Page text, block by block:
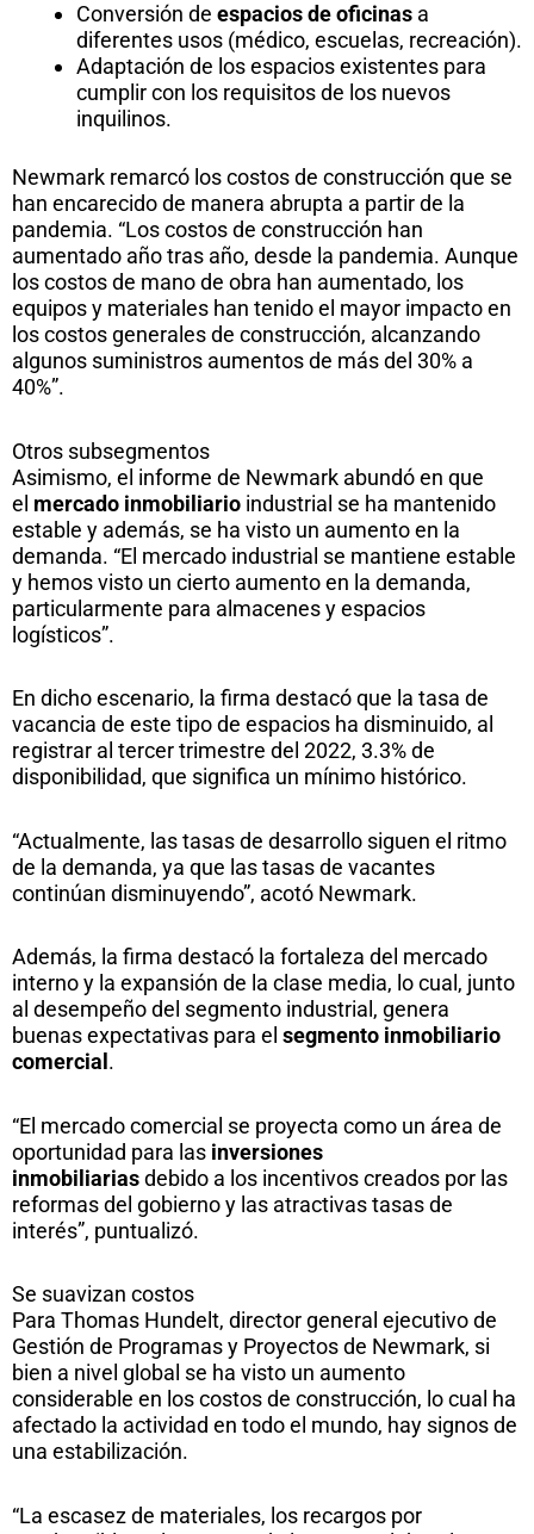
Conversión de espacios de oficinas a
diferentes usos (médico, escuelas, recreación).
Adaptación de los espacios existentes para
cumplir con los requisitos de los nuevos
inquilinos.
Newmark remarcó los costos de construcción que se
han encarecido de manera abrupta a partir de la
pandemia. “Los costos de construcción han
aumentado año tras año, desde la pandemia. Aunque
los costos de mano de obra han aumentado, los
equipos y materiales han tenido el mayor impacto en
los costos generales de construcción, alcanzando
algunos suministros aumentos de más del 30% a
40%”.
Otros subsegmentos
Asimismo, el informe de Newmark abundó en que
el mercado inmobiliario industrial se ha mantenido
estable y además, se ha visto un aumento en la
demanda. “El mercado industrial se mantiene estable
y hemos visto un cierto aumento en la demanda,
particularmente para almacenes y espacios
logísticos”.
En dicho escenario, la firma destacó que la tasa de
vacancia de este tipo de espacios ha disminuido, al
registrar al tercer trimestre del 2022, 3.3% de
disponibilidad, que significa un mínimo histórico.
“Actualmente, las tasas de desarrollo siguen el ritmo
de la demanda, ya que las tasas de vacantes
continúan disminuyendo”, acotó Newmark.
Además, la firma destacó la fortaleza del mercado
interno y la expansión de la clase media, lo cual, junto
al desempeño del segmento industrial, genera
buenas expectativas para el segmento inmobiliario
comercial .
“El mercado comercial se proyecta como un área de
oportunidad para las inversiones
inmobiliariasdebido a los incentivos creados por las
reformas del gobierno y las atractivas tasas de
interés”, puntualizó.
Se suavizan costos
Para Thomas Hundelt, director general ejecutivo de
Gestión de Programas y Proyectos de Newmark, si
bien a nivel global se ha visto un aumento
considerable en los costos de construcción, lo cual ha
afectado la actividad en todo el mundo, hay signos de
una estabilización.
“La escasez de materiales, los recargos por